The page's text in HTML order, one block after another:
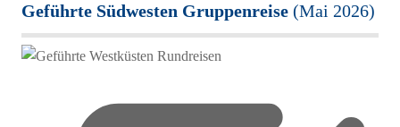
Geführte Südwesten Gruppenreise (Mai 2026)